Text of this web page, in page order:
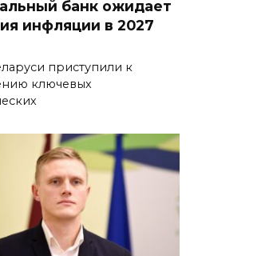
банк ожидает
инфляции в 2027
приступили к
ключевых